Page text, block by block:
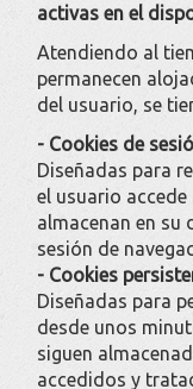
activas en el
Atendiendo al
permanecen
del usuario, se
- Cookies de
Diseñadas para
el usuario accede
almacenan en su
sesión de
- Cookies
Diseñadas para
desde unos
siguen
accedidos y